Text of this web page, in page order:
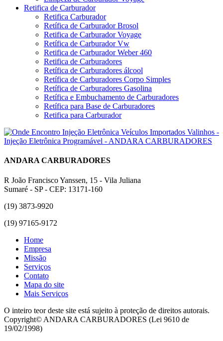
Retifica de Carburador
Retifica Carburador
Retífica de Carburador Brosol
Retifica de Carburador Voyage
Retífica de Carburador Vw
Retifica de Carburador Weber 460
Retifica de Carburadores
Retífica de Carburadores álcool
Retífica de Carburadores Corpo Simples
Retífica de Carburadores Gasolina
Retífica e Embuchamento de Carburadores
Retífica para Base de Carburadores
Retifica para Carburador
ANDARA CARBURADORES
R João Francisco Yanssen, 15 - Vila Juliana
Sumaré - SP - CEP: 13171-160
(19) 3873-9920
(19) 97165-9172
Home
Empresa
Missão
Serviços
Contato
Mapa do site
Mais Serviços
O inteiro teor deste site está sujeito à proteção de direitos autorais.
Copyright© ANDARA CARBURADORES (Lei 9610 de
19/02/1998)